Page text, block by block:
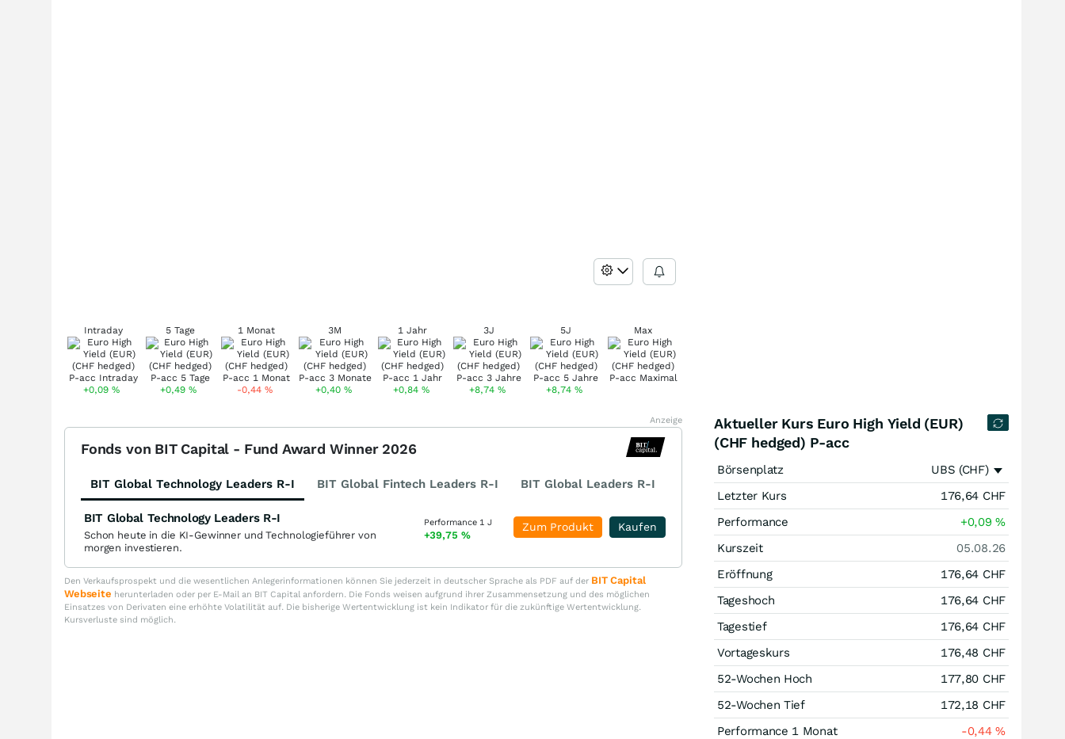
Intraday
+0,09%
5 Tage
+0,49%
1 Monat
-0,44%
3M
+0,40 %
1 Jahr
+0,84 %
3J
+8,74 %
5J
+8,74%
Max
Anzeige
Fonds von BIT Capital - Fund Award Winner 2026
BIT Global Technology Leaders R-I BIT Global Fintech Leaders R-I BIT Global Leaders R-I
BIT Global Technology Leaders R-I
Schon heute in die KI-Gewinner und Technologieführer von
morgen investieren.
Performance 1 J
+39,75 %
Kaufen
Zum Produkt
Den Verkaufsprospekt und die wesentlichen Anlegerinformationen können Sie jederzeit in deutscher Sprache als PDF auf der BIT Capital
Webseite herunterladen oder per E-Mail an BIT Capital anfordern. Die Fonds weisen aufgrund ihrer Zusammensetzung und des möglichen
Einsatzes von Derivaten eine erhöhte Volatilität auf. Die bisherige Wertentwicklung ist kein Indikator für die zukünftige Wertentwicklung.
Kursverluste sind möglich.
Aktueller Kurs Euro High Yield (EUR)
(CHF hedged) P-acc
Börsenplatz
UBS (CHF)
Letzter Kurs
176,64 CHF
Performance
+0,09%
Kurszeit
05.08.26
Eröffnung
176,64 CHF
Tageshoch
176,64 CHF
Tagestief
176,64 CHF
Vortageskurs
176,48 CHF
52-Wochen Hoch
177,80 CHF
52-Wochen Tief
172,18 CHF
Performance 1 Monat
-0,44%